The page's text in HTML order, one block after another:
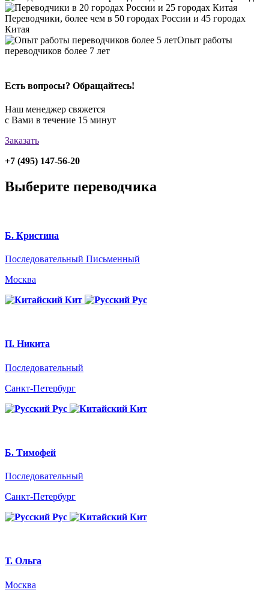
Переводчики, более чем в 50 городах России и 45 городах
Китая
Опыт работы
переводчиков более 7 лет
Есть вопросы? Обращайтесь!
Наш менеджер свяжется
с Вами в течение 15 минут
Заказать
+7 (495) 147-56-20
Выберите переводчика
Б. Кристина
Последовательный Письменный
Москва
Кит
Рус
П. Никита
Последовательный
Санкт-Петербург
Рус
Кит
Б. Тимофей
Последовательный
Санкт-Петербург
Рус
Кит
Т. Ольга
Москва